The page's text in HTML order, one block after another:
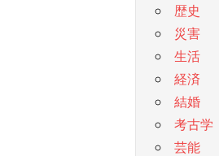
歴史
災害
生活
経済
結婚
考古学
芸能